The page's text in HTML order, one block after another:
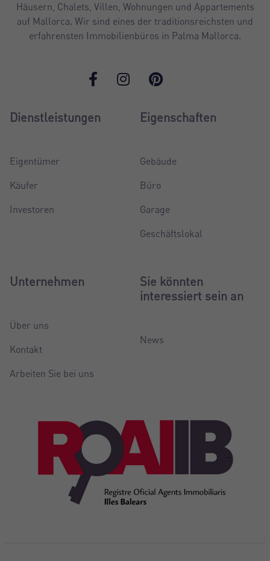
Häusern, Chalets, Villen, Wohnungen und Appartements
auf Mallorca. Wir sind eines der traditionsreichsten und
erfahrensten Immobilienbüros in Palma Mallorca.
Dienstleistungen
Eigentümer
Käufer
Investoren
Eigenschaften
Gebäude
Büro
Garage
Geschäftslokal
Unternehmen
Über uns
Kontakt
Arbeiten Sie bei uns
Sie könnten
interessiert sein an
News